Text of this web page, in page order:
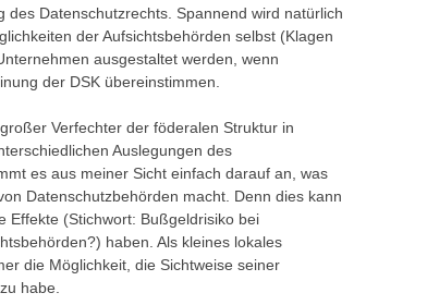
des Datenschutzrechts. Spannend wird natürlich
der Aufsichtsbehörden selbst (Klagen
ausgestaltet werden, wenn
der DSK übereinstimmen.
Verfechter der föderalen Struktur in
Auslegungen des
es aus meiner Sicht einfach darauf an, was
Datenschutzbehörden macht. Denn dies kann
Effekte (Stichwort: Bußgeldrisiko bei
haben. Als kleines lokales
die Möglichkeit, die Sichtweise seiner
habe.